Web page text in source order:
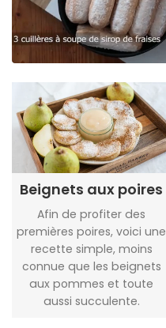
Beignets aux poires
Afin de profiter des
premières poires, voici une
recette simple, moins
connue que les beignets
aux pommes et toute
aussi succulente.